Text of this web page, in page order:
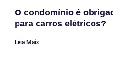
O condomínio é
para carros elétricos?
Leia Mais